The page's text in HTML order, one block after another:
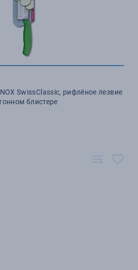
SwissClassic, рифлёное лезвие
блистере